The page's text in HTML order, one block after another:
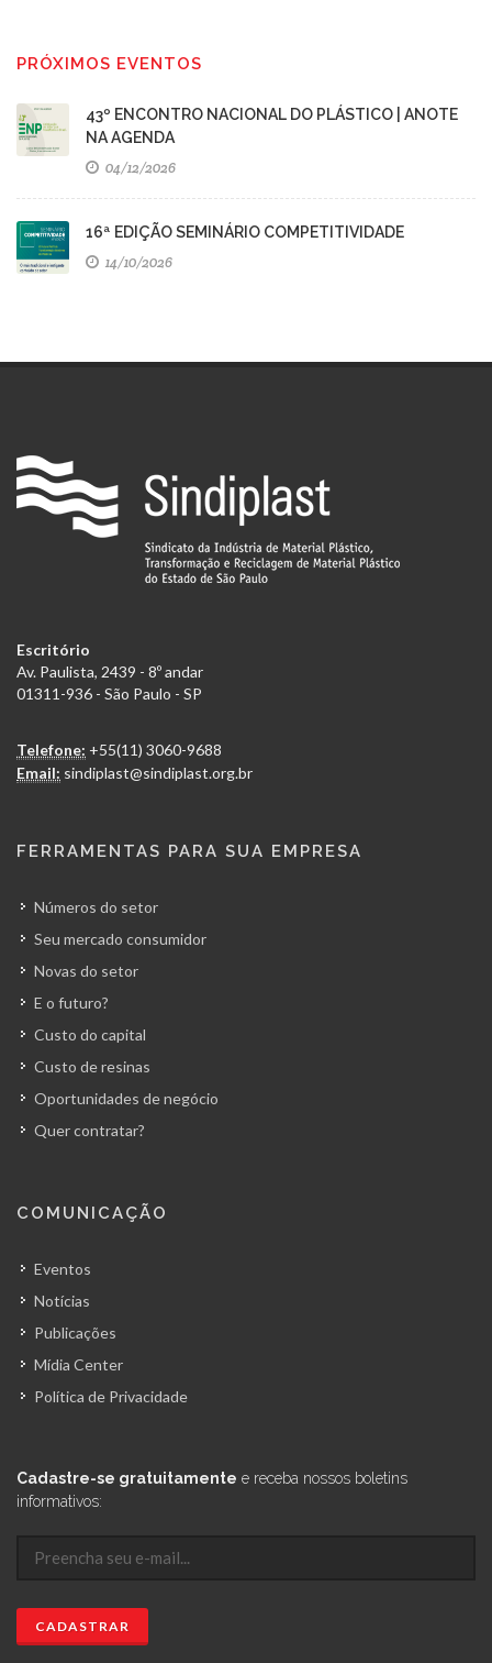
PRÓXIMOS EVENTOS
43º ENCONTRO NACIONAL DO PLÁSTICO | ANOTE
NA AGENDA
04/12/2026
16ª EDIÇÃO SEMINÁRIO COMPETITIVIDADE
14/10/2026
Escritório
Av. Paulista, 2439 - 8º andar
01311-936 - São Paulo - SP
Telefone: +55(11) 3060-9688
Email: sindiplast@sindiplast.org.br
FERRAMENTAS PARA SUA EMPRESA
Números do setor
Seu mercado consumidor
Novas do setor
E o futuro?
Custo do capital
Custo de resinas
Oportunidades de negócio
Quer contratar?
COMUNICAÇÃO
Eventos
Notícias
Publicações
Mídia Center
Política de Privacidade
Cadastre-se gratuitamente e receba nossos boletins
informativos: